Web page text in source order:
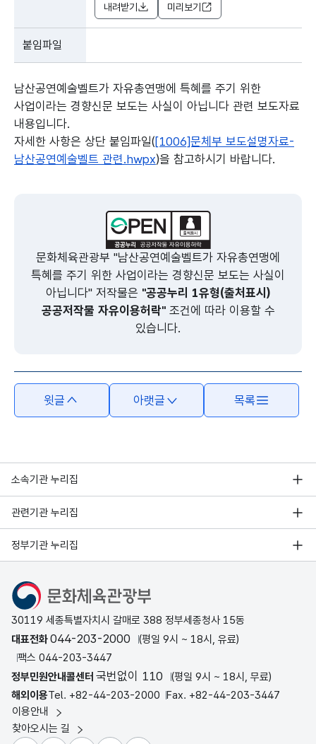
내려받기 미리보기
붙임파일
남산공연예술벨트가 자유총연맹에 특혜를 주기 위한
사업이라는 경향신문 보도는 사실이 아닙니다 관련 보도자료
내용입니다.
자세한 사항은 상단 붙임파일([1006]문체부 보도설명자료-
남산공연예술벨트 관련.hwpx)을 참고하시기 바랍니다.
문화체육관광부 "남산공연예술벨트가 자유총연맹에
특혜를 주기 위한 사업이라는 경향신문 보도는 사실이
아닙니다" 저작물은 "공공누리 1유형(출처표시)
공공저작물 자유이용허락"조건에 따라 이용할 수
있습니다.
윗글 아랫글 목록
소속기관 누리집
관련기관 누리집
정부기관 누리집
문화체육관광부
30119 세종특별자치시 갈매로 388 정부세종청사 15동
대표전화044-203-2000
(평일 9시 ~ 18시, 유료)
팩스 044-203-3447
정부민원안내콜센터 국번없이 110
(평일 9시 ~ 18시, 무료)
해외이용Tel. +82-44-203-2000 Fax. +82-44-203-3447
이용안내
찾아오시는 길